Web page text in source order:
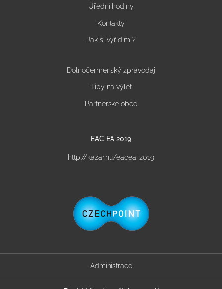
Úřední hodiny
Kontakty
Jak si vyřídím ?
Dolnočermenský zpravodaj
Tipy na výlet
Partnerské obce
EAC EA 2019
http://kazar.hu/eacea-2019
Administrace